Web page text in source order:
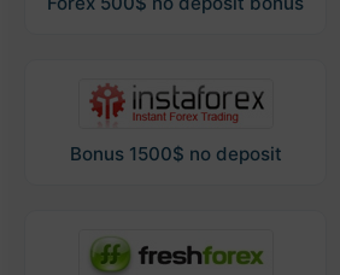
Bonus 1500$ no deposit